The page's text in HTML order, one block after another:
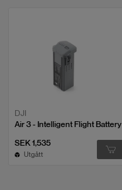
DJI
Air 3 - Intelligent Flight Battery
SEK 1,535
Utgått